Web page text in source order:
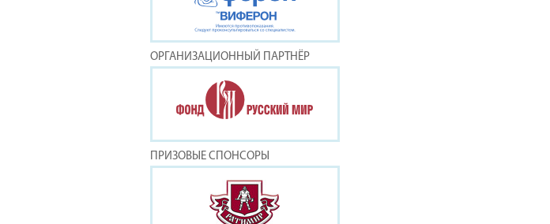
ОРГАНИЗАЦИОННЫЙ ПАРТНЁР
ПРИЗОВЫЕ СПОНСОРЫ